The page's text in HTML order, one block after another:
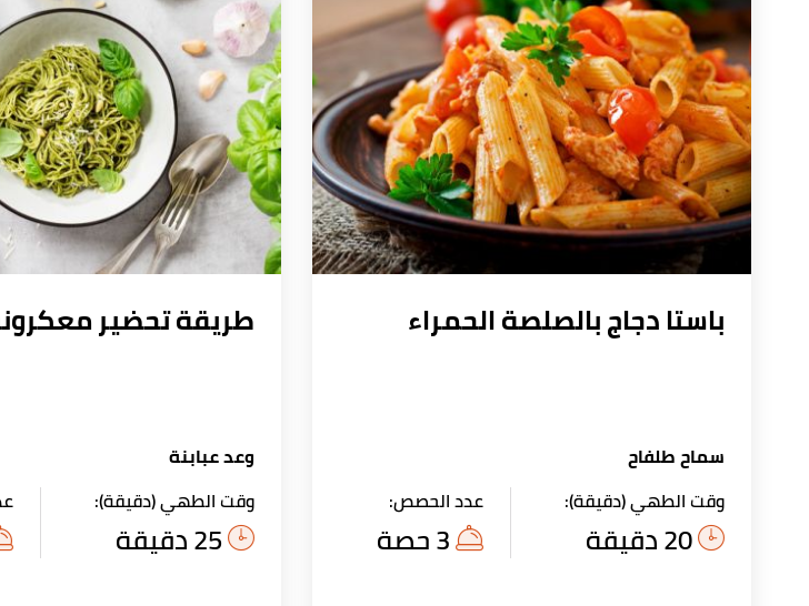
باستا دجاج بالصلصة الحمراء
سماح طلفاح
وقت الطهي (دقيقة):
20 دقيقة
عدد الحصص:
طريقة تحضير
وعد عبابنة
وقت الطهي (دقيقة):
25 دقيقة